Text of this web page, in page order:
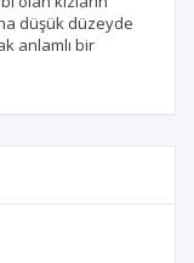
düşük düzeyde
anlamlı bir